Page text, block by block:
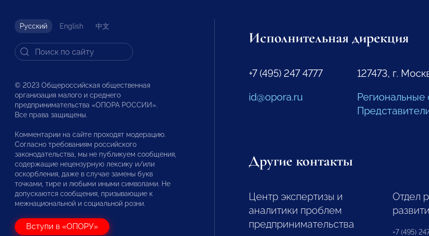
Русский English 中文
© 2023 Общероссийская общественная
организация малого и среднего
предпринимательства «ОПОРА РОССИИ».
Все права защищены.
Комментарии на сайте проходят модерацию.
Согласно требованиям российского
законодательства, мы не публикуем сообщения,
содержащие нецензурную лексику и/или
оскорбления, даже в случае замены букв
точками, тире и любыми иными символами. Не
допускаются сообщения, призывающие к
межнациональной и социальной розни.
Вступи в «ОПОРУ»
Исполнительная дирекция
+7 (495) 247 4777
id@opora.ru
127473, г.
Региональные
Другие контакты
Центр экспертизы и
аналитики проблем
предпринимательства
Отдел
+7 (495)